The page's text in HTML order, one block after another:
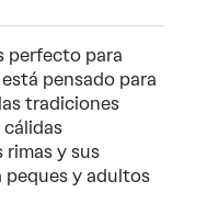
perfecto para
pensado para
tradiciones
cálidas
y sus
peques y adultos